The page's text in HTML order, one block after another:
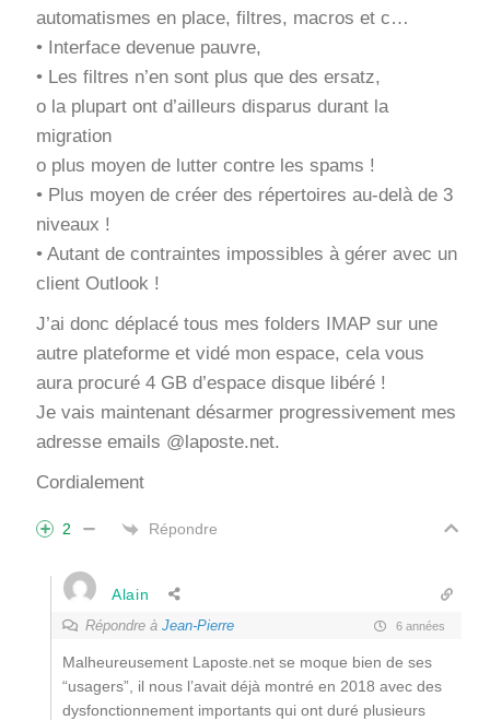
automatismes en place, filtres, macros et c…
• Interface devenue pauvre,
• Les filtres n’en sont plus que des ersatz,
o la plupart ont d’ailleurs disparus durant la
migration
o plus moyen de lutter contre les spams !
• Plus moyen de créer des répertoires au-delà de 3
niveaux !
• Autant de contraintes impossibles à gérer avec un
client Outlook !
J’ai donc déplacé tous mes folders IMAP sur une
autre plateforme et vidé mon espace, cela vous
aura procuré 4 GB d’espace disque libéré !
Je vais maintenant désarmer progressivement mes
adresse emails @laposte.net.
Cordialement
2 Répondre
Alain
Répondre à Jean-Pierre 6 années
Malheureusement Laposte.net se moque bien de ses
“usagers”, il nous l’avait déjà montré en 2018 avec des
dysfonctionnement importants qui ont duré plusieurs